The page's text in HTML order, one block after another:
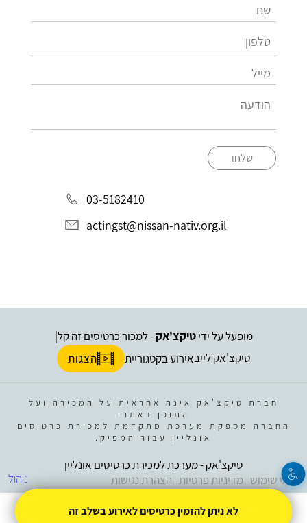
שלחו
03-5182410
actingst@nissan-nativ.org.il
מופעל על ידיטיקצ'אק- למכור כרטיסים זה קל
טיקצ'אק לייבאירוע בקטגוריית הצגות
חברת טיקצ'אק אינה אחראית על המכירה ועל
התוכן באתר.
החברה מספקת מערכת מתקדמת למכירת כרטיסים
אונליין עבור המפיק.
ניהול
טיקצ'אק - מערכת למכירת כרטיסים אונליין
תנאי שימוש מדיניות פרטיות הצהרת נגישות
לא ניתן להזמין כרטיסים לאירוע בשלב זה